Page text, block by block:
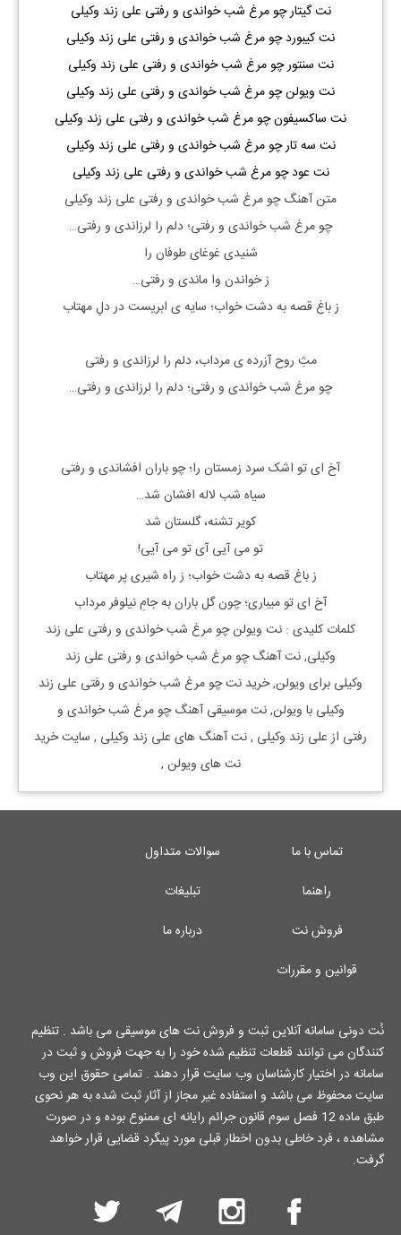
نت گیتار چو مرغ شب خواندی و رفتی علی زند وکیلی
نت کیبورد چو مرغ شب خواندی و رفتی علی زند وکیلی
نت سنتور چو مرغ شب خواندی و رفتی علی زند وکیلی
نت ویولن چو مرغ شب خواندی و رفتی علی زند وکیلی
نت ساکسیفون چو مرغ شب خواندی و رفتی علی زند وکیلی
نت سه تار چو مرغ شب خواندی و رفتی علی زند وکیلی
نت عود چو مرغ شب خواندی و رفتی علی زند وکیلی
متن آهنگ چو مرغ شب خواندی و رفتی علی زند وکیلی
چو مرغ شب خواندی و رفتی؛ دلم را لرزاندی و رفتی…
شنیدی غوغای طوفان را
ز خواندن وا ماندی و رفتی…
ز باغ قصه به دشت خواب؛ سایه ی ابریست در دلِ مهتاب
مثِ روح آزرده ی مرداب، دلم را لرزاندی و رفتی
چو مرغ شب خواندی و رفتی؛ دلم را لرزاندی و رفتی…
آخ ای تو اشک سرد زمستان را؛ چو باران افشاندی و رفتی
سیاه شب لاله افشان شد…
کویر تشنه، گلستان شد
تو می آیی آی تو می آیی!
ز باغ قصه به دشت خواب؛ ز راه شیری پر مهتاب
آخ ای تو میباری؛ چون گل باران به جامِ نیلوفر مرداب
کلمات کلیدی : نت ویولنچو مرغ شب خواندی و رفتی علی زند
وکیلی, نت آهنگ چو مرغ شب خواندی و رفتی علی زند
وکیلی برای ویولن, خرید نتچو مرغ شب خواندی و رفتی علی زند
وکیلی با ویولن, نت موسیقی آهنگ چو مرغ شب خواندی و
رفتی از علی زند وکیلی , نت آهنگ های علی زند وکیلی , سایت خرید
نت های ویولن ,
تماس با ما
سوالات متداول
راهنما
تبلیغات
فروش نت
درباره ما
قوانین و مقررات
نُت دونی سامانه آنلاین ثبت و فروش نت های موسیقی می باشد . تنظیم
کنندگان می توانند قطعات تنظیم شده خود را به جهت فروش و ثبت در
سامانه در اختیار کارشناسان وب سایت قرار دهند . تمامی حقوق این وب
سایت محفوظ می باشد و استفاده غیر مجاز از آثار ثبت شده به هر نحوی
طبق ماده 12 فصل سوم قانون جرائم رایانه ای ممنوع بوده و در صورت
مشاهده ، فرد خاطی بدون اخطار قبلی مورد پیگرد قضایی قرار خواهد
گرفت.